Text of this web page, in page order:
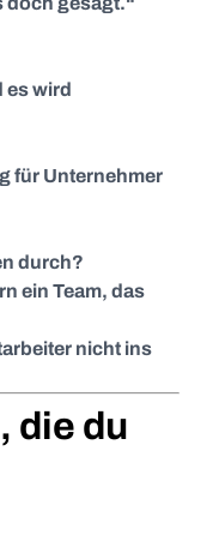
es wird
für Unternehmer
durch?
ein Team, das
nicht ins
die du